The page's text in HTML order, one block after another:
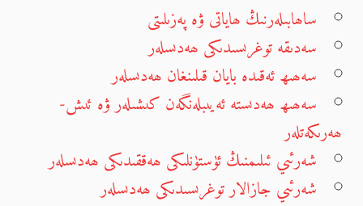
ساھابىلەرنىڭ ھاياتى ۋە پەزىلىتى
سەدىقە توغرىسىدىكى ھەدىسلەر
سەھىھ ئەقىدە بايان قىلىنغان ھەدىسلەر
سەھىھ ھەدىستە ئەيىبلەنگەن كىشىلەر ۋە ئىش-
ھەرىكەتلەر
شەرئىي ئىلىمنىڭ ئۈستۈنلىكى ھەققىدىكى ھەدىسلەر
شەرئىي جازالار توغرىسىدىكى ھەدىسلەر